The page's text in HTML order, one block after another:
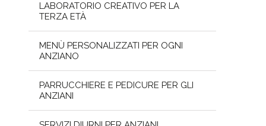
LABORATORIO CREATIVO PER LA
TERZA ETÀ
MENÙ PERSONALIZZATI PER OGNI
ANZIANO
PARRUCCHIERE E PEDICURE PER GLI
ANZIANI